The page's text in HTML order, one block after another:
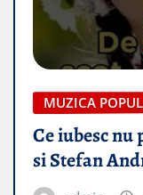
MUZICA
Ce iubesc nu
si Stefan